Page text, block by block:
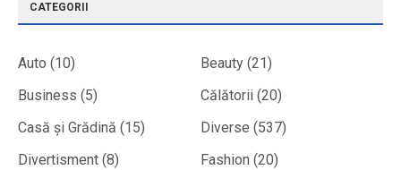
CATEGORII
Auto (10) Beauty (21)
Business (5) Călătorii (20)
Casă și Grădină (15) Diverse (537)
Divertisment (8) Fashion (20)